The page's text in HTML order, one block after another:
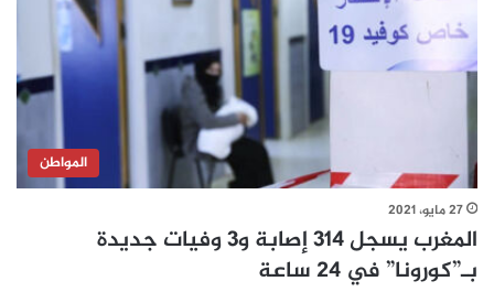
المواطن
27 مايو، 2021
المغرب يسجل 314 إصابة و3 وفيات جديدة
بـ”كورونا” في 24 ساعة‎‎‎